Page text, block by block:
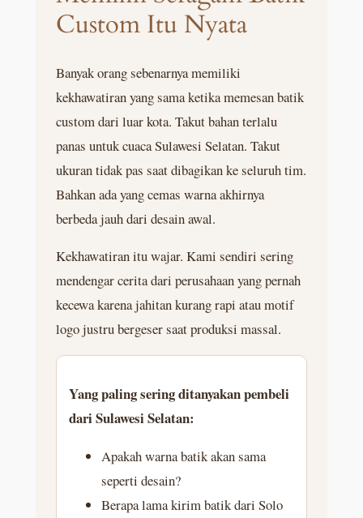
Custom Itu Nyata
Banyak orang sebenarnya memiliki
kekhawatiran yang sama ketika memesan batik
custom dari luar kota. Takut bahan terlalu
panas untuk cuaca Sulawesi Selatan. Takut
ukuran tidak pas saat dibagikan ke seluruh tim.
Bahkan ada yang cemas warna akhirnya
berbeda jauh dari desain awal.
Kekhawatiran itu wajar. Kami sendiri sering
mendengar cerita dari perusahaan yang pernah
kecewa karena jahitan kurang rapi atau motif
logo justru bergeser saat produksi massal.
Yang paling sering ditanyakan pembeli
dari Sulawesi Selatan:
Apakah warna batik akan sama
seperti desain?
Berapa lama kirim batik dari Solo